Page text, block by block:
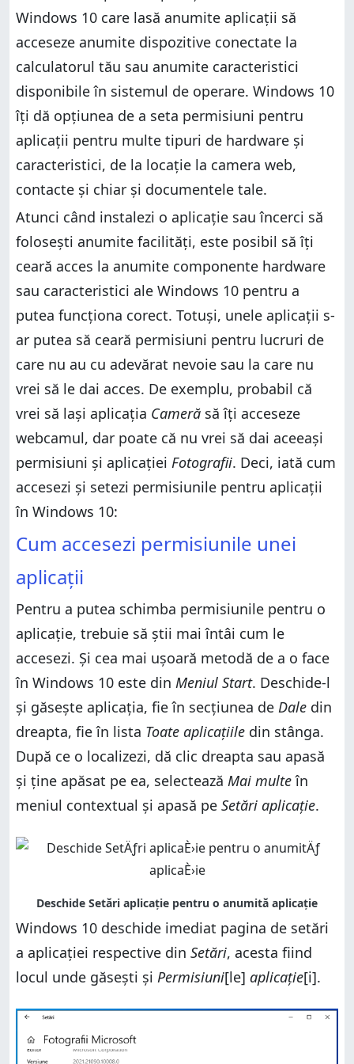
Cum dai permisiuni aplicațiilor în Windows 10, pe
categorii?
Ce permisiuni pentru aplicații ai schimbat?
Cum accesezi permisiunile aplicațiilor pe categorii
Cum dai permisiuni aplicațiilor în Windows 10, pe
categorii?
Ce permisiuni pentru aplicații ai schimbat?
Windows 10 care lasă anumite aplicații să
acceseze anumite dispozitive conectate la
calculatorul tău sau anumite caracteristici
disponibile în sistemul de operare. Windows 10
îți dă opțiunea de a seta permisiuni pentru
aplicații pentru multe tipuri de hardware și
caracteristici, de la locație la camera web,
contacte și chiar și documentele tale.
Atunci când instalezi o aplicație sau încerci să
folosești anumite facilități, este posibil să îți
ceară acces la anumite componente hardware
sau caracteristici ale Windows 10 pentru a
putea funcționa corect. Totuși, unele aplicații s-
ar putea să ceară permisiuni pentru lucruri de
care nu au cu adevărat nevoie sau la care nu
vrei să le dai acces. De exemplu, probabil că
vrei să lași aplicația Cameră să îți acceseze
webcamul, dar poate că nu vrei să dai aceeași
permisiuni și aplicației Fotografii. Deci, iată cum
accesezi și setezi permisiunile pentru aplicații
în Windows 10:
Cum accesezi permisiunile unei
aplicații
Pentru a putea schimba permisiunile pentru o
aplicație, trebuie să știi mai întâi cum le
accesezi. Și cea mai ușoară metodă de a o face
în Windows 10 este din Meniul Start. Deschide-l
și găsește aplicația, fie în secțiunea de Dale din
dreapta, fie în lista Toate aplicațiile din stânga.
După ce o localizezi, dă clic dreapta sau apasă
și ține apăsat pe ea, selectează Mai multeîn
meniul contextual și apasă pe Setări aplicație.
Windows 10 deschide imediat pagina de setări
a aplicației respective din Setări, acesta fiind
locul unde găsești și Permisiuni[le] aplicație[i].